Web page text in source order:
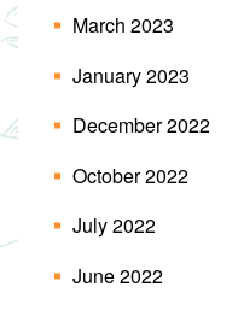
March 2023
January 2023
December 2022
October 2022
July 2022
June 2022